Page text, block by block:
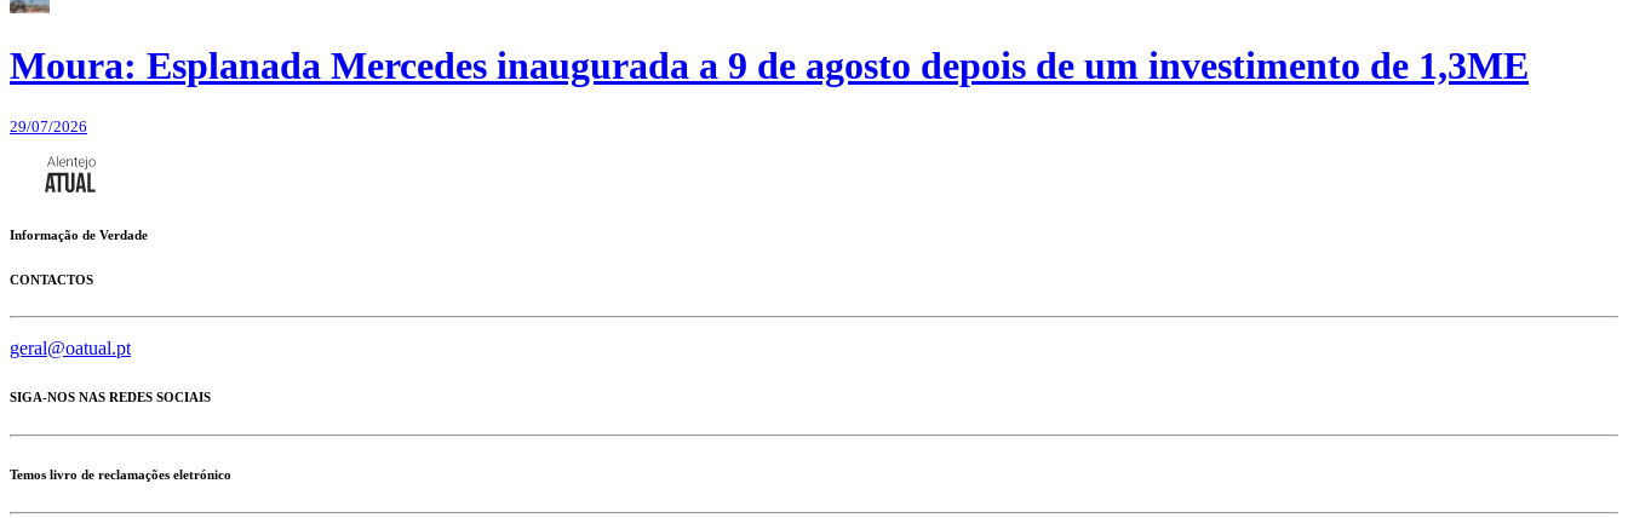
Moura: Esplanada Mercedes inaugurada a 9 de agosto depois de um investimento de 1,3ME
29/07/2026
Informação de Verdade
CONTACTOS
geral@oatual.pt
SIGA-NOS NAS REDES SOCIAIS
Temos livro de reclamações eletrónico